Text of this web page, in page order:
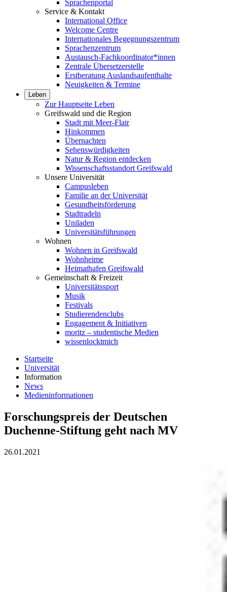
Sprachenportal
Service & Kontakt
International Office
Welcome Centre
Internationales Begegnungszentrum
Sprachenzentrum
Austausch-Fachkoordinator*innen
Zentrale Übersetzerstelle
Erstberatung Auslandsaufenthalte
Neuigkeiten & Termine
Leben
Zur Hauptseite Leben
Greifswald und die Region
Stadt mit Meer-Flair
Hinkommen
Übernachten
Sehenswürdigkeiten
Natur & Region entdecken
Wissenschaftsstandort Greifswald
Unsere Universität
Campusleben
Familie an der Universität
Gesundheitsförderung
Stadtradeln
Uniladen
Universitätsführungen
Wohnen
Wohnen in Greifswald
Wohnheime
Heimathafen Greifswald
Gemeinschaft & Freizeit
Universitätssport
Musik
Festivals
Studierendenclubs
Engagement & Initiativen
moritz – studentische Medien
wissenlocktmich
Startseite
Universität
Information
News
Medieninformationen
Forschungspreis der Deutschen
Duchenne-Stiftung geht nach MV
26.01.2021